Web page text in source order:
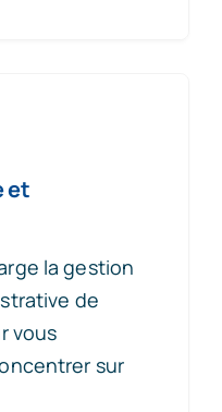
et
la gestion
de
vous
sur